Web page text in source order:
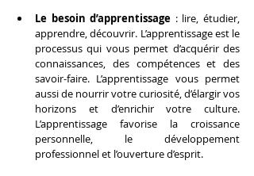
Le besoin d’apprentissage : lire, étudier,
apprendre, découvrir. L’apprentissage est le
processus qui vous permet d’acquérir des
connaissances, des compétences et des
savoir-faire. L’apprentissage vous permet
aussi de nourrir votre curiosité, d’élargir vos
horizons et d’enrichir votre culture.
L’apprentissage favorise la croissance
personnelle, le développement
professionnel et l’ouverture d’esprit.